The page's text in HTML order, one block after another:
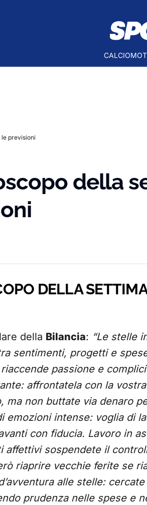
CALCIO
le previsioni
della
DELLA
della Bilancia: “Le stelle
sentimenti, progetti e
passione e
affrontatela con la
ma non buttate via denaro
emozioni intense: voglia di
con fiducia. Lavoro in
affettivi sospendete il
riaprire vecchie ferite se
alle stelle:
prudenza nelle spese e